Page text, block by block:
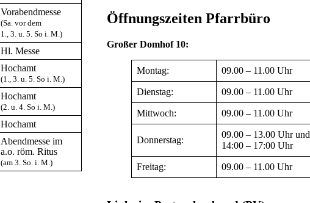
Vorabendmesse
(Sa. vor dem
1., 3. u. 5. So i. M.)
Hl. Messe
Hochamt
(1., 3. u. 5. So i. M.)
Hochamt
(2. u. 4. So i. M.)
Hochamt
Abendmesse im
a.o. röm. Ritus
(am 3. So. i. M.)
Öffnungszeiten Pfarrbüro
Großer Domhof 10:
Montag: 09.00 – 11.00 Uhr
Dienstag: 09.00 – 11.00 Uhr
Mittwoch: 09.00 – 11.00 Uhr
Donnerstag:
09.00 – 13.00 Uhr und
14:00 – 17:00 Uhr
Freitag: 09.00 – 11.00 Uhr